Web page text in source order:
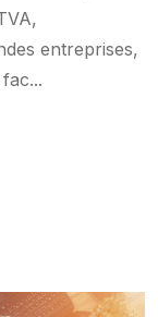
entreprises,